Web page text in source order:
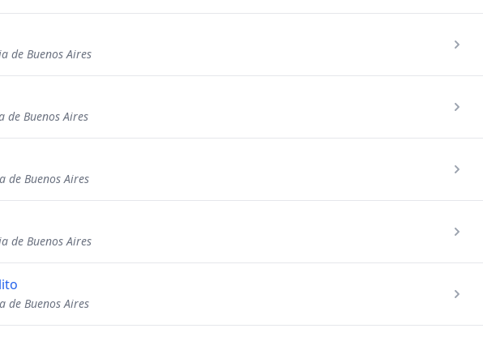
de Buenos Aires
de Buenos Aires
de Buenos Aires
de Buenos Aires
de Buenos Aires